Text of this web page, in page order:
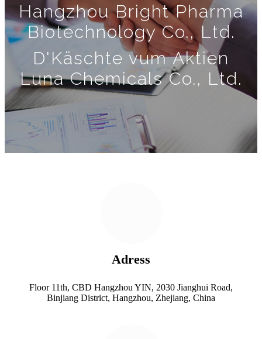
Hangzhou Bright Pharma
Biotechnology Co., Ltd.
D'Käschte vum Aktien
Luna Chemicals Co., Ltd.
Adress
Floor 11th, CBD Hangzhou YIN, 2030 Jianghui Road,
Binjiang District, Hangzhou, Zhejiang, China